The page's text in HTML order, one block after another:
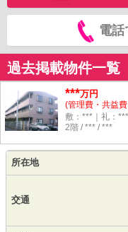
電
過去掲載物件一覧
***万円
(管理費・共益
敷：***｜礼：***
2階 / *** / ***
所在地
交通